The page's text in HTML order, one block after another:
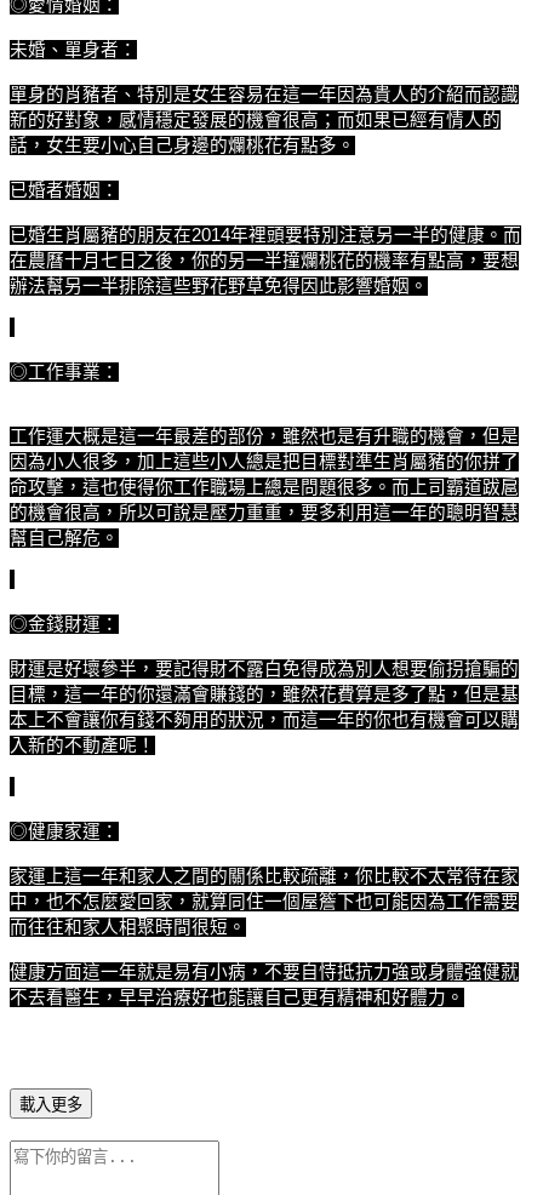
◎愛情婚姻：
未婚、單身者：
單身的肖豬者、特別是女生容易在這一年因為貴人的介紹而認識
新的好對象，感情穩定發展的機會很高；而如果已經有情人的
話，女生要小心自己身邊的爛桃花有點多。
已婚者婚姻：
已婚生肖屬豬的朋友在2014年裡頭要特別注意另一半的健康。而
在農曆十月七日之後，你的另一半撞爛桃花的機率有點高，要想
辦法幫另一半排除這些野花野草免得因此影響婚姻。
◎工作事業：
工作運大概是這一年最差的部份，雖然也是有升職的機會，但是
因為小人很多，加上這些小人總是把目標對準生肖屬豬的你拼了
命攻擊，這也使得你工作職場上總是問題很多。而上司霸道跋扈
的機會很高，所以可說是壓力重重，要多利用這一年的聰明智慧
幫自己解危。
◎金錢財運：
財運是好壞參半，要記得財不露白免得成為別人想要偷拐搶騙的
目標，這一年的你還滿會賺錢的，雖然花費算是多了點，但是基
本上不會讓你有錢不夠用的狀況，而這一年的你也有機會可以購
入新的不動產呢！
◎健康家運：
家運上這一年和家人之間的關係比較疏離，你比較不太常待在家
中，也不怎麼愛回家，就算同住一個屋簷下也可能因為工作需要
而往往和家人相聚時間很短。
健康方面這一年就是易有小病，不要自恃抵抗力強或身體強健就
不去看醫生，早早治療好也能讓自己更有精神和好體力。
載入更多